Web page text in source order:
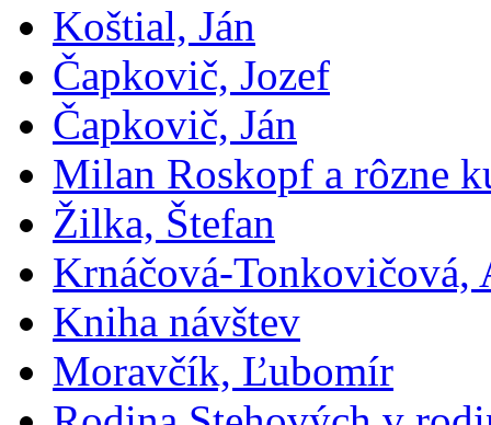
Koštial, Ján
Čapkovič, Jozef
Čapkovič, Ján
Milan Roskopf a rôzne
Žilka, Štefan
Krnáčová-Tonkovičová,
Kniha návštev
Moravčík, Ľubomír